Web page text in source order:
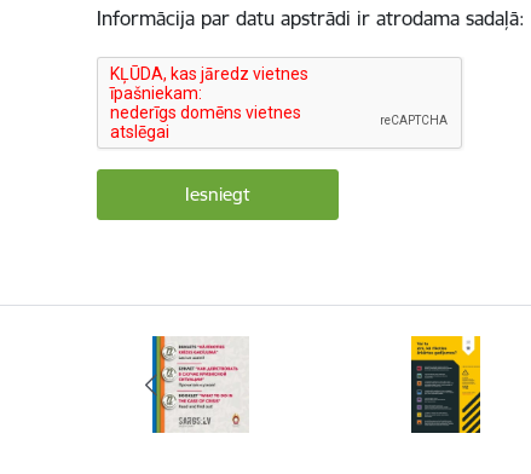
Informācija par datu apstrādi ir atrodama sadaļā: